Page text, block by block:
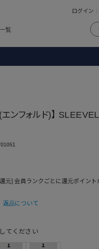
ログイン
覧
エンフォルド)】
元] 会員ランクごとに還元ポイント
返品について
てください